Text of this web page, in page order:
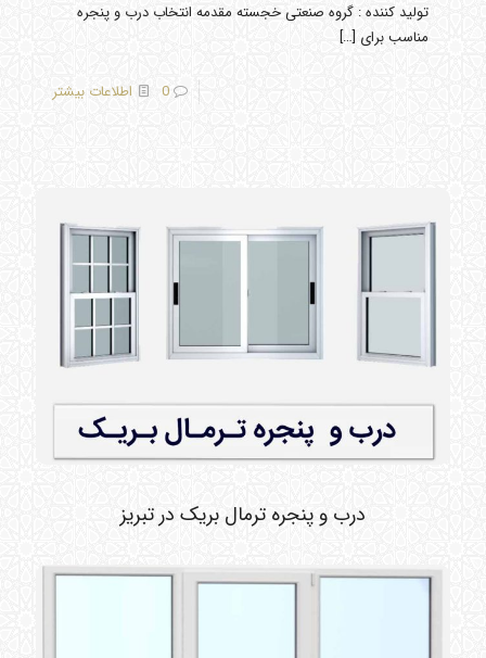
تولید کننده : گروه صنعتی خجسته مقدمه انتخاب درب و پنجره
مناسب برای […]
0 اطلاعات بیشتر
درب و پنجره ترمال بریک در تبریز